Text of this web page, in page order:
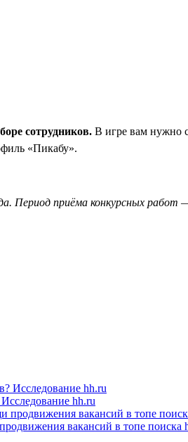
сотрудников. В игре вам нужно
«Пикабу».
Период приёма конкурсных
hh.ru
вакансий в топе поиска